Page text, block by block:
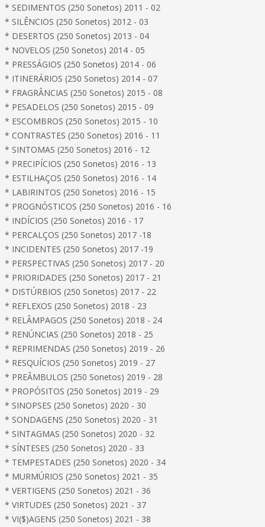
* SEDIMENTOS (250 Sonetos) 2011 - 02
* SILÊNCIOS (250 Sonetos) 2012 - 03
* DESERTOS (250 Sonetos) 2013 - 04
* NOVELOS (250 Sonetos) 2014 - 05
* PRESSÁGIOS (250 Sonetos) 2014 - 06
* ITINERÁRIOS (250 Sonetos) 2014 - 07
* FRAGRÂNCIAS (250 Sonetos) 2015 - 08
* PESADELOS (250 Sonetos) 2015 - 09
* ESCOMBROS (250 Sonetos) 2015 - 10
* CONTRASTES (250 Sonetos) 2016 - 11
* SINTOMAS (250 Sonetos) 2016 - 12
* PRECIPÍCIOS (250 Sonetos) 2016 - 13
* ESTILHAÇOS (250 Sonetos) 2016 - 14
* LABIRINTOS (250 Sonetos) 2016 - 15
* PROGNÓSTICOS (250 Sonetos) 2016 - 16
* INDÍCIOS (250 Sonetos) 2016 - 17
* PERCALÇOS (250 Sonetos) 2017 -18
* INCIDENTES (250 Sonetos) 2017 -19
* PERSPECTIVAS (250 Sonetos) 2017 - 20
* PRIORIDADES (250 Sonetos) 2017 - 21
* DISTÚRBIOS (250 Sonetos) 2017 - 22
* REFLEXOS (250 Sonetos) 2018 - 23
* RELÂMPAGOS (250 Sonetos) 2018 - 24
* RENÚNCIAS (250 Sonetos) 2018 - 25
* REPRIMENDAS (250 Sonetos) 2019 - 26
* RESQUÍCIOS (250 Sonetos) 2019 - 27
* PREÂMBULOS (250 Sonetos) 2019 - 28
* PROPÓSITOS (250 Sonetos) 2019 - 29
* SINOPSES (250 Sonetos) 2020 - 30
* SONDAGENS (250 Sonetos) 2020 - 31
* SINTAGMAS (250 Sonetos) 2020 - 32
* SÍNTESES (250 Sonetos) 2020 - 33
* TEMPESTADES (250 Sonetos) 2020 - 34
* MURMÚRIOS (250 Sonetos) 2021 - 35
* VERTIGENS (250 Sonetos) 2021 - 36
* VIRTUDES (250 Sonetos) 2021 - 37
* VI($)AGENS (250 Sonetos) 2021 - 38